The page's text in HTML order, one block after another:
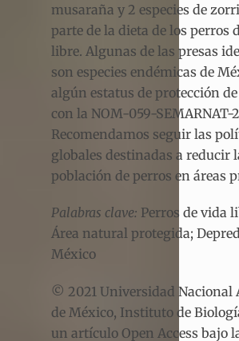
musaraña y 2 especies de
parte de la dieta de los perros
libre. Algunas de las presas
son especies endémicas de
algún estatus de protección
con la NOM-059-SEMARNAT-
Recomendamos seguir las
globales destinadas a reducir
población de perros en áreas
Palabras clave: Perros de vida
Área natural protegida;
México
© 2021 Universidad Nacional
de México, Instituto de
un artículo Open Access bajo